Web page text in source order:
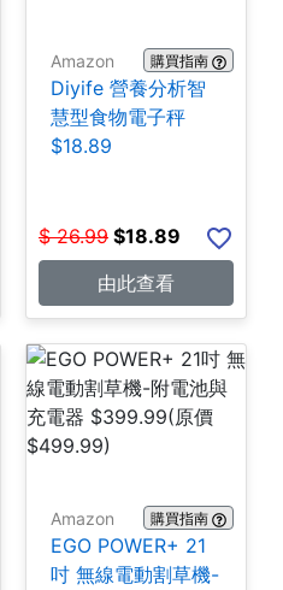
Amazon 購買指南
Diyife 營養分析智
慧型食物電子秤
$18.89
$ 26.99 $18.89
由此查看
Amazon 購買指南
EGO POWER+ 21
吋 無線電動割草機-